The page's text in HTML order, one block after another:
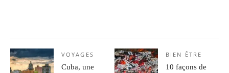
VOYAGES
Cuba, une
BIEN ÊTRE
10 façons de